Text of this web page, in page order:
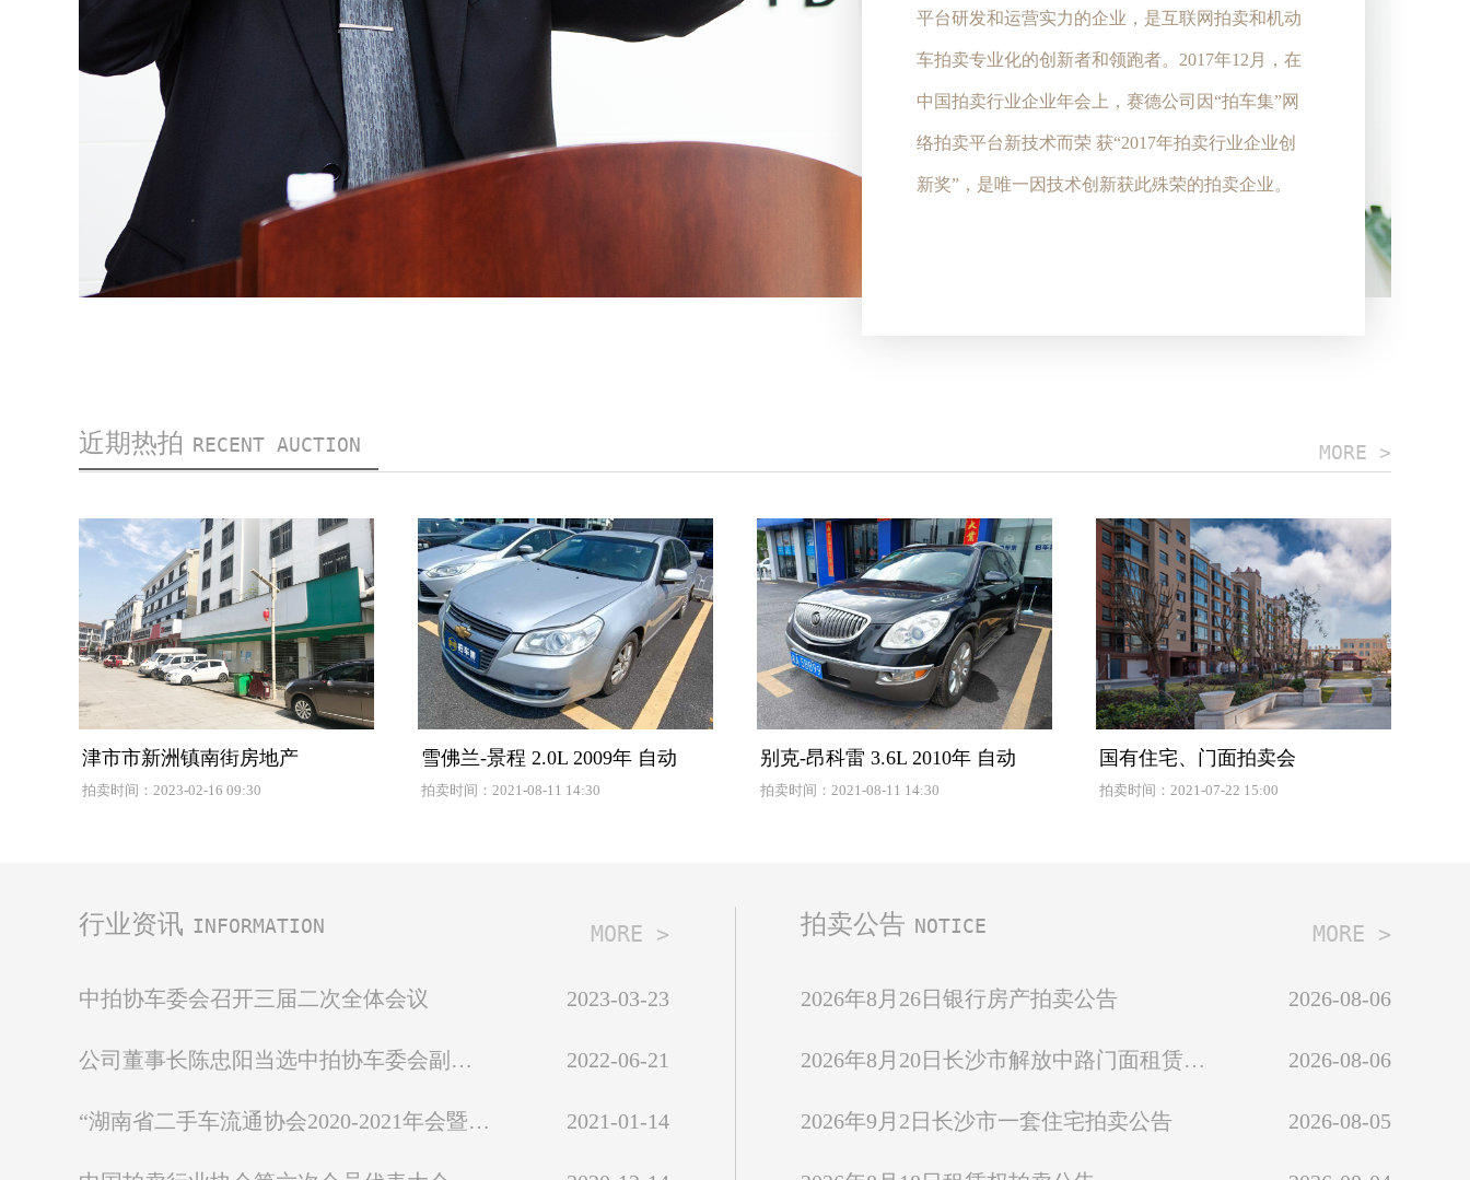
平台研发和运营实力的企业，是互联网拍卖和机动
车拍卖专业化的创新者和领跑者。2017年12月，在
中国拍卖行业企业年会上，赛德公司因“拍车集”网
络拍卖平台新技术而荣 获“2017年拍卖行业企业创
新奖”，是唯一因技术创新获此殊荣的拍卖企业。
近期热拍 RECENT AUCTION MORE >
津市市新洲镇南街房地产
拍卖时间：2023-02-16 09:30
雪佛兰-景程 2.0L 2009年 自动
拍卖时间：2021-08-11 14:30
别克-昂科雷 3.6L 2010年 自动
拍卖时间：2021-08-11 14:30
国有住宅、门面拍卖会
拍卖时间：2021-07-22 15:00
行业资讯 INFORMATION MORE >
中拍协车委会召开三届二次全体会议 2023-03-23
公司董事长陈忠阳当选中拍协车委会副主任委员 2022-06-21
“湖南省二手车流通协会2020-2021年会暨第四届换届选举大会” 圆满落幕！ 2021-01-14
拍卖公告 NOTICE MORE >
2026年8月26日银行房产拍卖公告 2026-08-06
2026年8月20日长沙市解放中路门面租赁权拍卖公告 2026-08-06
2026年9月2日长沙市一套住宅拍卖公告 2026-08-05